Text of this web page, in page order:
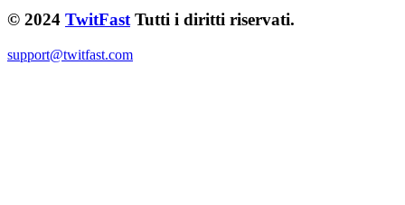
© 2024 TwitFast Tutti i diritti riservati.
support@twitfast.com